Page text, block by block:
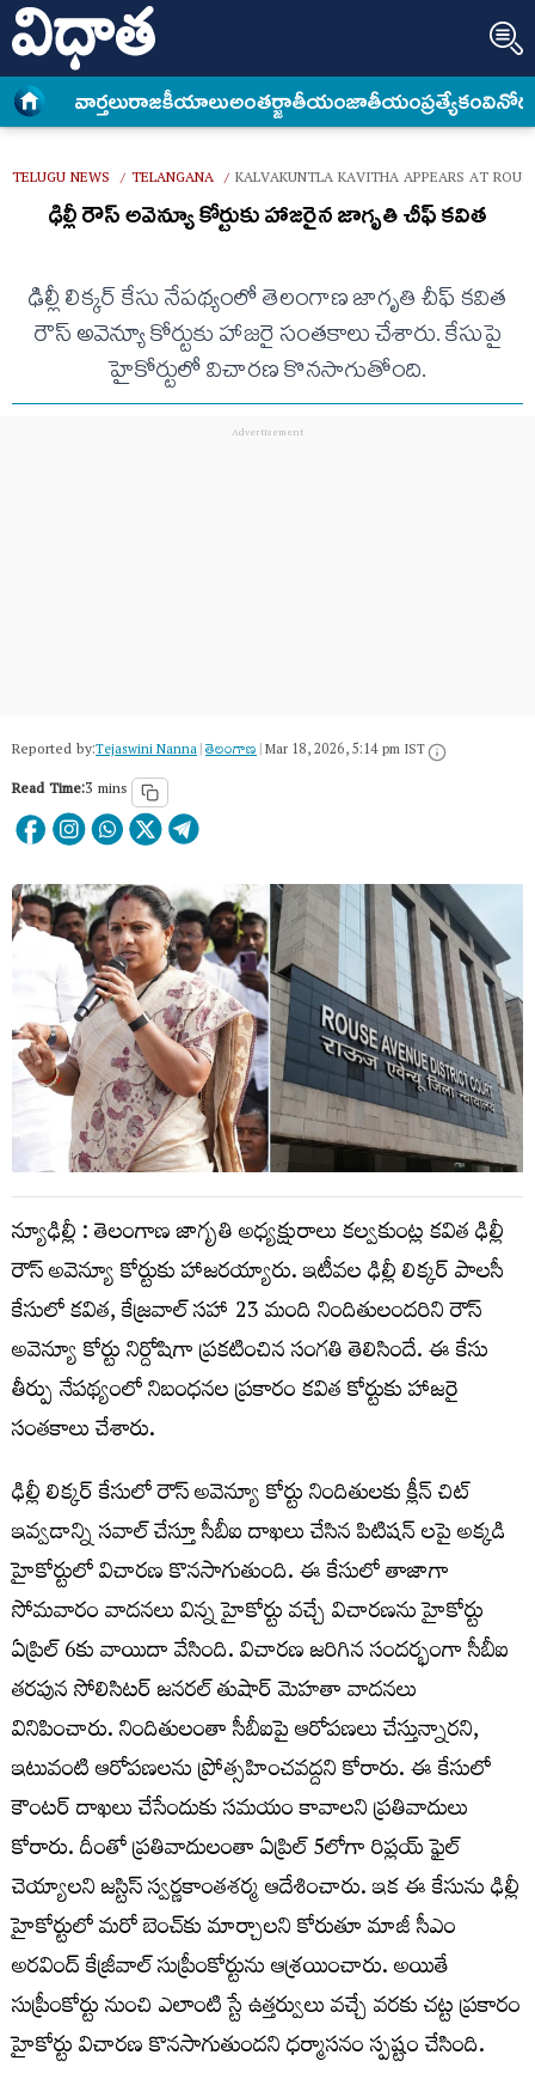
వార్త‌లురాజకీయాలుఅంత‌ర్జాతీయంజాతీయంప్రత్యేకం
TELUGU NEWS / TELANGANA / KALVAKUNTLA KAVITHA APPEARS AT
ఢిల్లీ రౌస్ అవెన్యూ కోర్టుకు హాజరైన జాగృతి చీఫ్ కవిత
ఢిల్లీ లిక్కర్ కేసు నేపథ్యంలో తెలంగాణ జాగృతి చీఫ్ కవిత
రౌస్ అవెన్యూ కోర్టుకు హాజరై సంతకాలు చేశారు. కేసుపై
హైకోర్టులో విచారణ కొనసాగుతోంది.
Reported by:Tejaswini Nanna|తెలంగాణ‌|Mar 18, 2026, 5:14 pm IST
Read Time:3 mins
న్యూఢిల్లీ : తెలంగాణ జాగృతి అధ్యక్షురాలు కల్వకుంట్ల కవిత ఢిల్లీ
రౌస్ అవెన్యూ కోర్టుకు హాజరయ్యారు. ఇటీవల ఢిల్లీ లిక్కర్ పాలసీ
కేసులో కవిత, కేజ్రవాల్ సహా 23 మంది నిందితులందరిని రౌస్
అవెన్యూ కోర్టు నిర్దోషిగా ప్రకటించిన సంగతి తెలిసిందే. ఈ కేసు
తీర్పు నేపథ్యంలో నిబంధనల ప్రకారం కవిత కోర్టుకు హాజరై
సంతకాలు చేశారు.
ఢిల్లీ లిక్కర్ కేసులో రౌస్ అవెన్యూ కోర్టు నిందితులకు క్లీన్ చిట్
ఇవ్వడాన్ని సవాల్ చేస్తూ సీబీఐ దాఖలు చేసిన పిటిషన్ లపై అక్కడి
హైకోర్టులో విచారణ కొనసాగుతుంది. ఈ కేసులో తాజాగా
సోమవారం వాదనలు విన్న హైకోర్టు వచ్చే విచారణను హైకోర్టు
ఏప్రిల్‌ 6కు వాయిదా వేసింది. విచారణ జరిగిన సందర్భంగా సీబీఐ
తరపున సోలిసిటర్‌ జనరల్‌ తుషార్‌ మెహతా వాదనలు
వినిపించారు. నిందితులంతా సీబీఐపై ఆరోపణలు చేస్తున్నారని,
ఇటువంటి ఆరోపణలను ప్రోత్సహించవద్దని కోరారు. ఈ కేసులో
కౌంటర్‌ దాఖలు చేసేందుకు సమయం కావాలని ప్రతివాదులు
కోరారు. దీంతో ప్రతివాదులంతా ఏప్రిల్‌ 5లోగా రిప్లయ్‌ ఫైల్‌
చెయ్యాలని జస్టిస్‌ స్వర్ణకాంతశర్మ ఆదేశించారు. ఇక ఈ కేసును ఢిల్లీ
హైకోర్టులో మరో బెంచ్‌కు మార్చాలని కోరుతూ మాజీ సీఎం
అరవింద్‌ కేజ్రీవాల్‌ సుప్రీంకోర్టును ఆశ్రయించారు. అయితే
సుప్రీంకోర్టు నుంచి ఎలాంటి స్టే ఉత్తర్వులు వచ్చే వరకు చట్ట ప్రకారం
హైకోర్టు విచారణ కొనసాగుతుందని ధర్మాసనం స్పష్టం చేసింది.